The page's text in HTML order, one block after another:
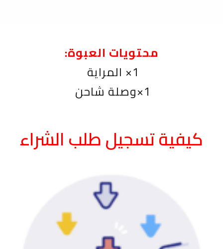
محتويات العبوة:
1× المراية
1×وصلة شاحن